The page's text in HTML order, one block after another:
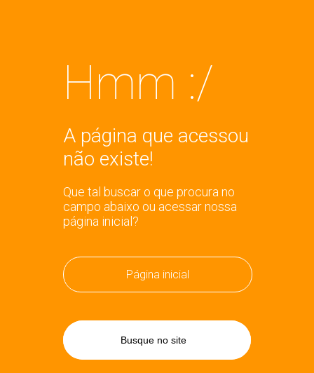
Hmm :/
A página que acessou
não existe!
Que tal buscar o que procura no
campo abaixo ou acessar nossa
página inicial?
Página inicial